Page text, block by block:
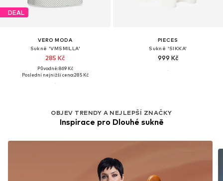
DEAL
VERO MODA
Sukně 'VMSMILLA'
285 Kč
Původně: 869 Kč
Poslední nejnižší cena:285 Kč
PIECES
Sukně 'SIKKA'
999 Kč
OBJEV TRENDY A NEJLEPŠÍ ZNAČKY
Inspirace pro Dlouhé sukně